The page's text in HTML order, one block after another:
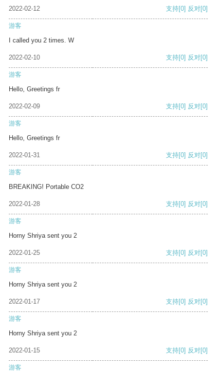
2022-02-12 支持[0] 反对[0]
游客
I called you 2 times. W
2022-02-10 支持[0] 反对[0]
游客
Hello, Greetings fr
2022-02-09 支持[0] 反对[0]
游客
Hello, Greetings fr
2022-01-31 支持[0] 反对[0]
游客
BREAKING! Portable CO2
2022-01-28 支持[0] 反对[0]
游客
Horny Shriya sent you 2
2022-01-25 支持[0] 反对[0]
游客
Horny Shriya sent you 2
2022-01-17 支持[0] 反对[0]
游客
Horny Shriya sent you 2
2022-01-15 支持[0] 反对[0]
游客